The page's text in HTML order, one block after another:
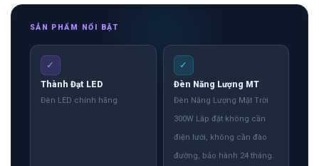
SẢN PHẨM NỔI BẬT
✓
Thành Đạt LED
Đèn LED chính hãng
✓
Đèn Năng Lượng MT
Đèn Năng Lượng Mặt Trời
300W Lắp đặt không cần
điện lưới, không cần đào
đường, bảo hành 24 tháng.